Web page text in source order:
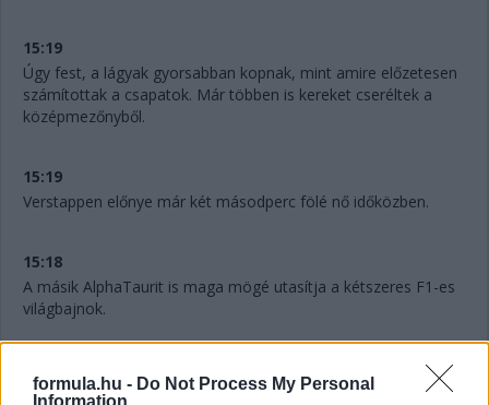
formula.hu - Do Not Process My Personal
Information
15:19
Úgy fest, a lágyak gyorsabban kopnak, mint amire előzetesen
számítottak a csapatok. Már többen is kereket cseréltek a
középmezőnyből.
15:19
Verstappen előnye már két másodperc fölé nő időközben.
15:18
A másik AlphaTaurit is maga mögé utasítja a kétszeres F1-es
világbajnok.
Alonso előzte Gaslyt a célegyenesben, ezzel a spanyol a 12.